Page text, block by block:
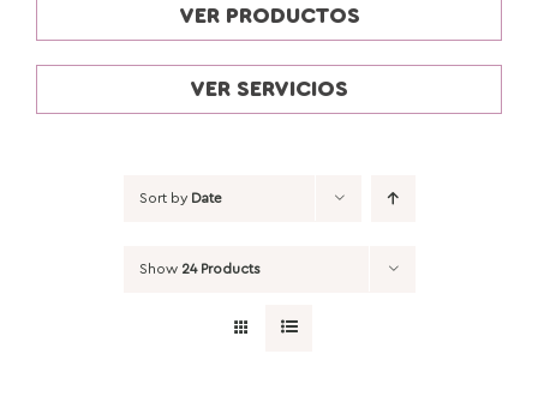
VER PRODUCTOS
VER SERVICIOS
Sort by Date
Show 24 Products